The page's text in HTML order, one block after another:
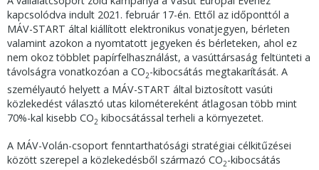
kapcsolódva indult 2021. február 17-én. Ettől az időponttól a
MÁV-START által kiállított elektronikus vonatjegyen, bérleten
valamint azokon a nyomtatott jegyeken és bérleteken, ahol ez
nem okoz többlet papírfelhasználást, a vasúttársaság feltünteti a
távolságra vonatkozóan a CO2-kibocsátás megtakarítását. A
személyautó helyett a MÁV-START által biztosított vasúti
közlekedést választó utas kilométereként átlagosan több mint
70%-kal kisebb CO2 kibocsátással terheli a környezetet.
A MÁV-Volán-csoport fenntarthatósági stratégiai célkitűzései
között szerepel a közlekedésből származó CO2-kibocsátás